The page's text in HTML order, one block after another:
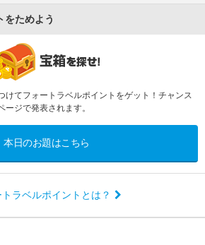
をためよう
けてフォートラベルポイントをゲット！チャンス
ジで発表されます。
本日のお題はこちら
ラベルポイントとは？